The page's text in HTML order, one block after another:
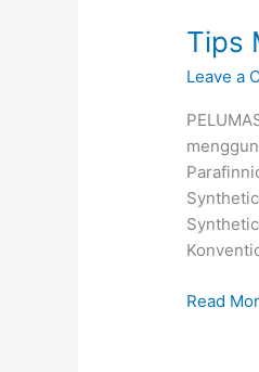
Tips
Leave a
Tips
Membeli
Oli
Mesin
Read